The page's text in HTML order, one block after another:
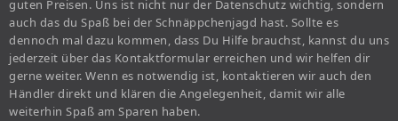
guten Preisen. Uns ist nicht nur der Datenschutz wichtig, sondern
auch das du Spaß bei der Schnäppchenjagd hast. Sollte es
dennoch mal dazu kommen, dass Du Hilfe brauchst, kannst du uns
jederzeit über das Kontaktformular erreichen und wir helfen dir
gerne weiter. Wenn es notwendig ist, kontaktieren wir auch den
Händler direkt und klären die Angelegenheit, damit wir alle
weiterhin Spaß am Sparen haben.